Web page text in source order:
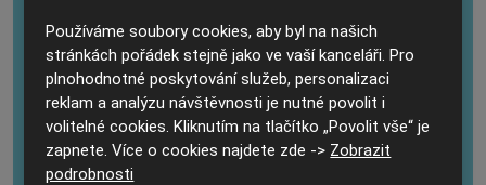
E-mail *
Text zprávy
Používáme soubory cookies, aby byl na našich
stránkách pořádek stejně jako ve vaší kanceláři. Pro
plnohodnotné poskytování služeb, personalizaci
reklam a analýzu návštěvnosti je nutné povolit i
volitelné cookies. Kliknutím na tlačítko „Povolit vše“ je
zapnete. Více o cookies najdete zde -> Zobrazit
podrobnosti